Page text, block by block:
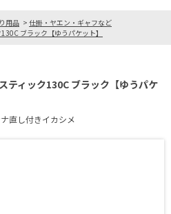
用品 > 仕掛・ヤエン・ギャフなど
ブラック【ゆうパケット】
ティック130C ブラック【ゆうパケ
直し付きイカシメ